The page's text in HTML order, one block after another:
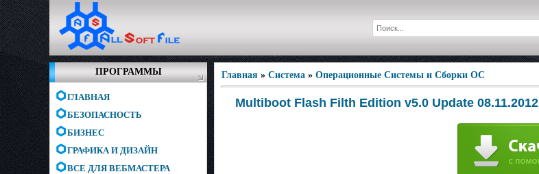
ПРОГРАММЫ
ГЛАВНАЯ
БЕЗОПАСНОСТЬ
БИЗНЕС
ГРАФИКА И ДИЗАЙН
ВСЕ ДЛЯ ВЕБМАСТЕРА
Главная » Система » Операционные Системы и Сборки ОС
Multiboot Flash Filth Edition v5.0 Update 08.11.2012